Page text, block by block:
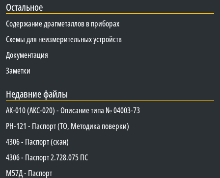
Остальное
Содержание драгметаллов в приборах
Схемы для неизмерительных устройств
Документация
Заметки
Недавние файлы
АК-010 (АКС-020) - Описание типа № 04003-73
PH-121 - Паспорт (ТО, Методика поверки)
4306 - Паспорт (скан)
4306 - Паспорт 2.728.075 ПС
М57Д - Паспорт